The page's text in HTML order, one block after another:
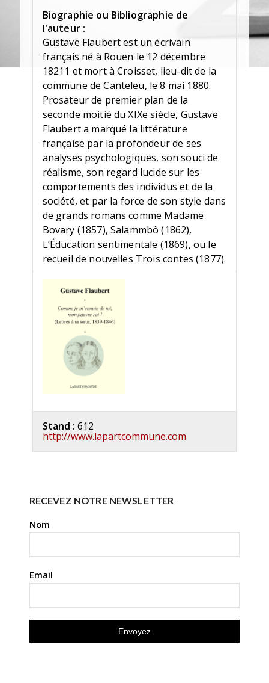
Biographie ou Bibliographie de
l'auteur :
Gustave Flaubert est un écrivain
français né à Rouen le 12 décembre
18211 et mort à Croisset, lieu-dit de la
commune de Canteleu, le 8 mai 1880.
Prosateur de premier plan de la
seconde moitié du XIXe siècle, Gustave
Flaubert a marqué la littérature
française par la profondeur de ses
analyses psychologiques, son souci de
réalisme, son regard lucide sur les
comportements des individus et de la
société, et par la force de son style dans
de grands romans comme Madame
Bovary (1857), Salammbô (1862),
L’Éducation sentimentale (1869), ou le
recueil de nouvelles Trois contes (1877).
Stand : 612
http://www.lapartcommune.com
RECEVEZ NOTRE NEWSLETTER
Nom
Email